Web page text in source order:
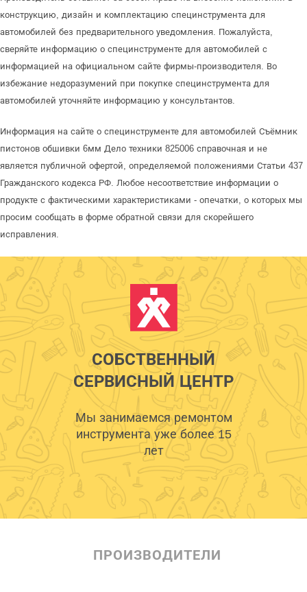
конструкцию, дизайн и комплектацию специнструмента для
автомобилей без предварительного уведомления. Пожалуйста,
сверяйте информацию о специнструменте для автомобилей с
информацией на официальном сайте фирмы-производителя. Во
избежание недоразумений при покупке специнструмента для
автомобилей уточняйте информацию у консультантов.
Информация на сайте о специнструменте для автомобилей Съёмник
пистонов обшивки 6мм Дело техники 825006 справочная и не
является публичной офертой, определяемой положениями Статьи 437
Гражданского кодекса РФ. Любое несоответствие информации о
продукте с фактическими характеристиками - опечатки, о которых мы
просим сообщать в форме обратной связи для скорейшего
исправления.
СОБСТВЕННЫЙ
СЕРВИСНЫЙ ЦЕНТР
Мы занимаемся ремонтом
инструмента уже более 15
лет
ПРОИЗВОДИТЕЛИ